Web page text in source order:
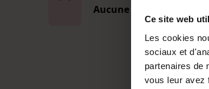
Ce site web
Les cookies
sociaux et
partenaires de
vous leur avez
Aucune coupure d'énergie